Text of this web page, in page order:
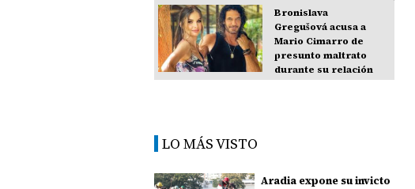
Bronislava
Gregušová acusa a
Mario Cimarro de
presunto maltrato
durante su relación
LO MÁS VISTO
Aradia expone su invicto